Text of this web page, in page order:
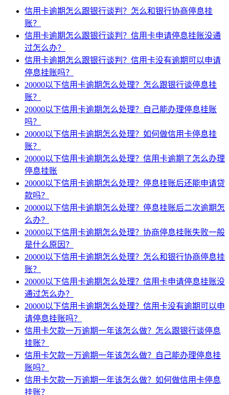
信用卡逾期怎么跟银行谈判？怎么和银行协商停息挂
账？
信用卡逾期怎么跟银行谈判？信用卡申请停息挂账没通
过怎么办？
信用卡逾期怎么跟银行谈判？信用卡没有逾期可以申请
停息挂账吗？
20000以下信用卡逾期怎么处理？怎么跟银行谈停息挂
账？
20000以下信用卡逾期怎么处理？自己能办理停息挂账
吗？
20000以下信用卡逾期怎么处理？如何做信用卡停息挂
账？
20000以下信用卡逾期怎么处理？信用卡逾期了怎么办理
停息挂账
20000以下信用卡逾期怎么处理？停息挂账后还能申请贷
款吗？
20000以下信用卡逾期怎么处理？停息挂账后二次逾期怎
么办？
20000以下信用卡逾期怎么处理？协商停息挂账失败一般
是什么原因？
20000以下信用卡逾期怎么处理？怎么和银行协商停息挂
账？
20000以下信用卡逾期怎么处理？信用卡申请停息挂账没
通过怎么办？
20000以下信用卡逾期怎么处理？信用卡没有逾期可以申
请停息挂账吗？
信用卡欠款一万逾期一年该怎么做？怎么跟银行谈停息
挂账？
信用卡欠款一万逾期一年该怎么做？自己能办理停息挂
账吗？
信用卡欠款一万逾期一年该怎么做？如何做信用卡停息
挂账？